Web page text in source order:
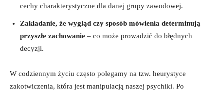
cechy charakterystyczne dla danej grupy zawodowej.
Zakładanie, że wygląd czy sposób mówienia determinują
przyszłe zachowanie – co może prowadzić do błędnych
decyzji.
W codziennym życiu często polegamy na tzw. heurystyce
zakotwiczenia, która jest manipulacją naszej psychiki. Po